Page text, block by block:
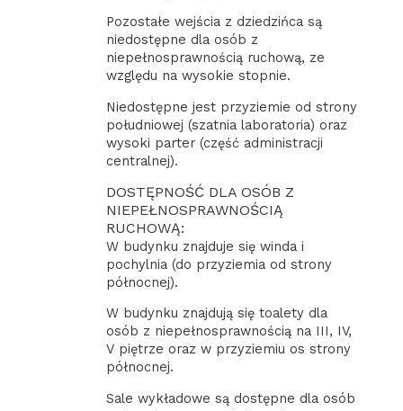
Pozostałe wejścia z dziedzińca są
niedostępne dla osób z
niepełnosprawnością ruchową, ze
względu na wysokie stopnie.
Niedostępne jest przyziemie od strony
południowej (szatnia laboratoria) oraz
wysoki parter (część administracji
centralnej).
DOSTĘPNOŚĆ DLA OSÓB Z
NIEPEŁNOSPRAWNOŚCIĄ
RUCHOWĄ:
W budynku znajduje się winda i
pochylnia (do przyziemia od strony
północnej).
W budynku znajdują się toalety dla
osób z niepełnosprawnością na III, IV,
V piętrze oraz w przyziemiu os strony
północnej.
Sale wykładowe są dostępne dla osób